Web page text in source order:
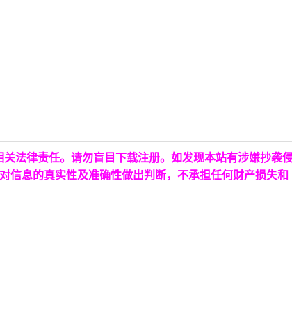
法律责任。请勿盲目下载注册。如发现本站有涉嫌抄袭
信息的真实性及准确性做出判断，不承担任何财产损失和